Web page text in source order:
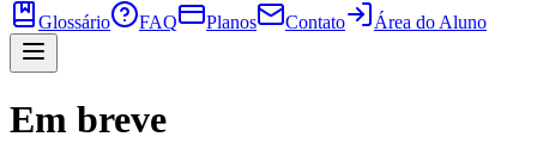
Glossário
FAQ Planos Contato Área do Aluno
Em breve